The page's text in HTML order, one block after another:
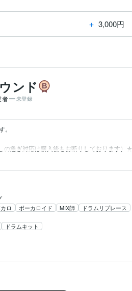
＋ 3,000円
ンド
者 未登録
急ぎ対応は購入後もお断りしております）★
ロ ボーカロイド MIX師 ドラムリプレース
ドラムキット